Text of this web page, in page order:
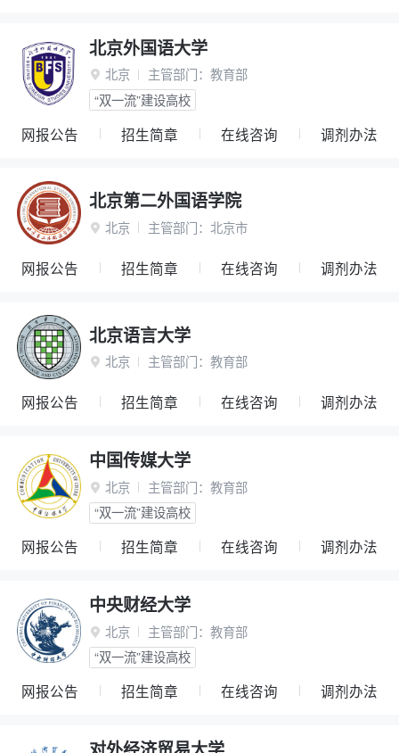
北京外国语大学
 北京 主管部门： 教育部
“双一流”建设高校
网报公告 招生简章 在线咨询 调剂办法
北京第二外国语学院
 北京 主管部门： 北京市
网报公告 招生简章 在线咨询 调剂办法
北京语言大学
 北京 主管部门： 教育部
网报公告 招生简章 在线咨询 调剂办法
中国传媒大学
 北京 主管部门： 教育部
“双一流”建设高校
网报公告 招生简章 在线咨询 调剂办法
中央财经大学
 北京 主管部门： 教育部
“双一流”建设高校
网报公告 招生简章 在线咨询 调剂办法